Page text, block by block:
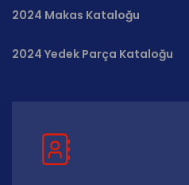
2024 Makas Kataloğu
2024 Yedek Parça Kataloğu